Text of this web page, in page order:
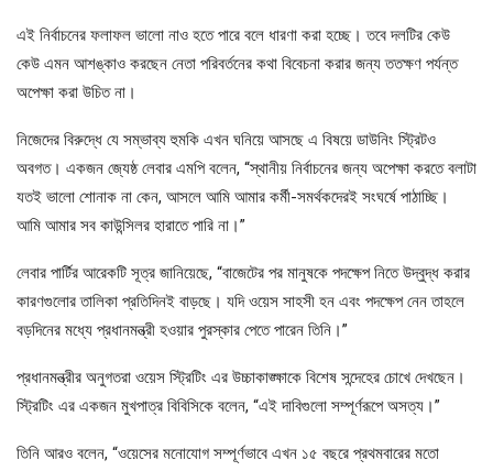
এই নির্বাচনের ফলাফল ভালো নাও হতে পারে বলে ধারণা করা হচ্ছে। তবে দলটির কেউ
কেউ এমন আশঙ্কাও করছেন নেতা পরিবর্তনের কথা বিবেচনা করার জন্য ততক্ষণ পর্যন্ত
অপেক্ষা করা উচিত না।
নিজেদের বিরুদ্ধে যে সম্ভাব্য হুমকি এখন ঘনিয়ে আসছে এ বিষয়ে ডাউনিং স্ট্রিটও
অবগত। একজন জ্যেষ্ঠ লেবার এমপি বলেন, “স্থানীয় নির্বাচনের জন্য অপেক্ষা করতে বলাটা
যতই ভালো শোনাক না কেন, আসলে আমি আমার কর্মী-সমর্থকদেরই সংঘর্ষে পাঠাচ্ছি।
আমি আমার সব কাউন্সিলর হারাতে পারি না।”
লেবার পার্টির আরেকটি সূত্র জানিয়েছে, “বাজেটের পর মানুষকে পদক্ষেপ নিতে উদ্বুদ্ধ করার
কারণগুলোর তালিকা প্রতিদিনই বাড়ছে। যদি ওয়েস সাহসী হন এবং পদক্ষেপ নেন তাহলে
বড়দিনের মধ্যে প্রধানমন্ত্রী হওয়ার পুরস্কার পেতে পারেন তিনি।”
প্রধানমন্ত্রীর অনুগতরা ওয়েস স্ট্রিটিং এর উচ্চাকাঙ্ক্ষাকে বিশেষ সন্দেহের চোখে দেখছেন।
স্ট্রিটিং এর একজন মুখপাত্র বিবিসিকে বলেন, “এই দাবিগুলো সম্পূর্ণরূপে অসত্য।”
তিনি আরও বলেন, “ওয়েসের মনোযোগ সম্পূর্ণভাবে এখন ১৫ বছরে প্রথমবারের মতো